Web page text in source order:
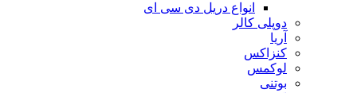
انواع دریل دی سی ای
دوپلی کالر
آریا
کنزاکس
لوکمس
بوتنی